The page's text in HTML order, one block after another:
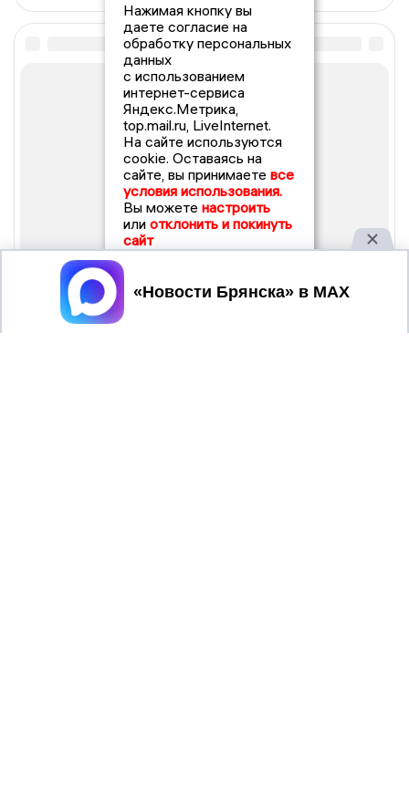
Нажимая кнопку вы
даете согласие на
обработку персональных
данных
с использованием
интернет-сервиса
Яндекс.Метрика,
top.mail.ru, LiveInternet.
На сайте используются
cookie. Оставаясь на
сайте, вы принимаете все
условия использования.
Вы можете настроить
или отклонить и покинуть
сайт
Принять